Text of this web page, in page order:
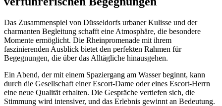
Das Zusammenspiel von Düsseldorfs urbaner Kulisse und der
charmanten Begleitung schafft eine Atmosphäre, die besondere
Momente ermöglicht. Die Rheinpromenade mit ihrem
faszinierenden Ausblick bietet den perfekten Rahmen für
Begegnungen, die über das Alltägliche hinausgehen.
Ein Abend, der mit einem Spaziergang am Wasser beginnt, kann
durch die Gesellschaft einer Escort-Dame oder eines Escort-Herrn
eine neue Qualität erhalten. Die Gespräche vertiefen sich, die
Stimmung wird intensiver, und das Erlebnis gewinnt an Bedeutung.